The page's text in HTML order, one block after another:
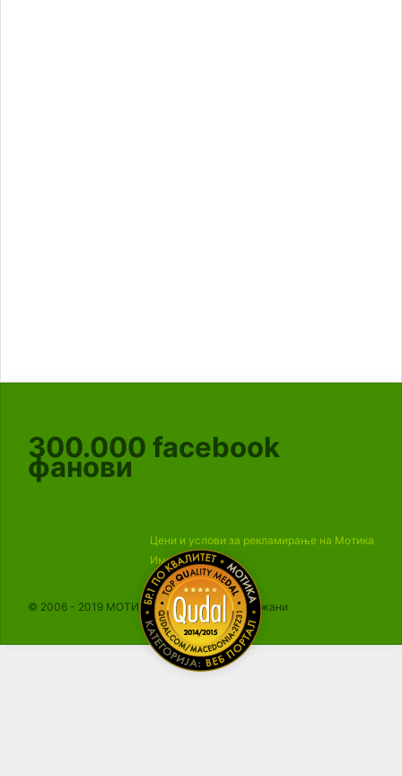
300.000 facebook
фанови
Цени и услови за рекламирање на Мотика
Импресум
© 2006 - 2019 МОТИКА, Сите права се задржани